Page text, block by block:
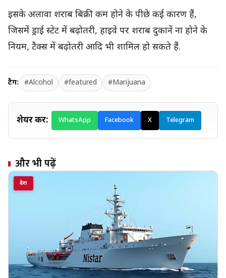
इसके अलावा शराब बिक्री कम होने के पीछे कई कारण हैं,
जिसमें ड्राई स्टेट में बढ़ोतरी, हाइवे पर शराब दुकानें ना होने के
नियम, टैक्स में बढ़ोतरी आदि भी शामिल हो सकते हैं.
टैग: #Alcohol #featured #Marijuana
शेयर करें: WhatsApp Facebook X Telegram
और भी पढ़ें
देश